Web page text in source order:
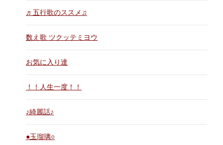
♬五行歌のススメ♫
数え歌 ツクッテミヨウ
お気に入り達
！！人生一度！！
♪綺麗話♪
●玉瑠璃○